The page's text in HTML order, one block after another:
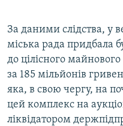
За даними слідства, у
міська рада придбала
до цілісного
за 185 мільйонів
яка, в свою чергу, на
цей комплекс на
ліквідатором